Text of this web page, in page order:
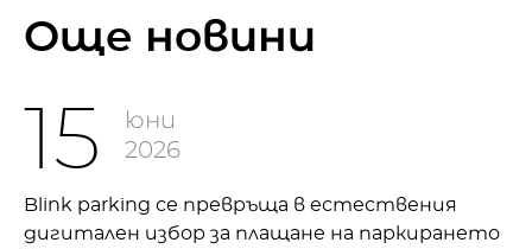
Oще новини
15
юни
2026
Blink parking се превръща в естествения
дигитален избор за плащане на паркирането